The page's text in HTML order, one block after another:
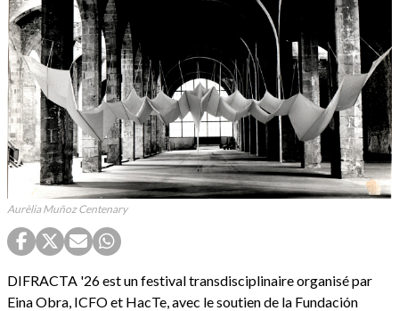
Aurèlia Muñoz Centenary
DIFRACTA '26 est un festival transdisciplinaire organisé par
Eina Obra, ICFO et HacTe, avec le soutien de la Fundación